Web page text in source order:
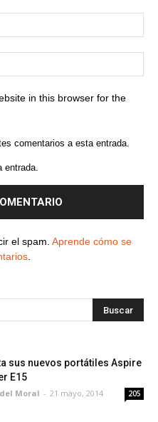
in this browser for the
comentarios a esta entrada.
entrada.
el spam. Aprende cómo se
sus nuevos portátiles Aspire
E15
Moral - 21 mayo, 2014 205